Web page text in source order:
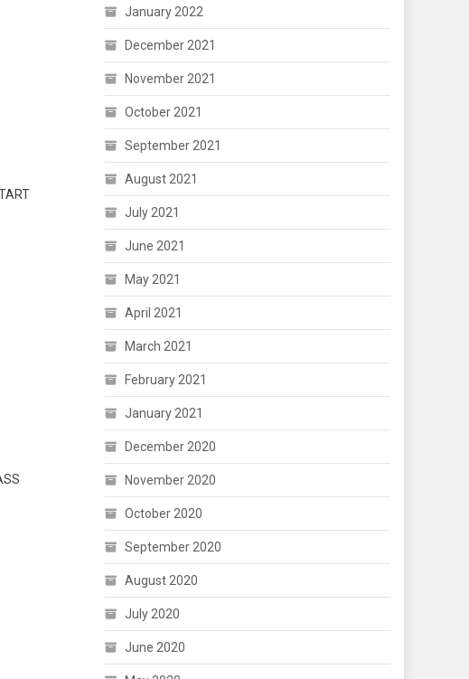
January 2022
December 2021
November 2021
October 2021
September 2021
August 2021
July 2021
June 2021
May 2021
April 2021
March 2021
February 2021
January 2021
December 2020
November 2020
October 2020
September 2020
August 2020
July 2020
June 2020